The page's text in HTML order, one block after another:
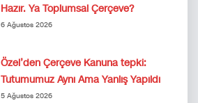
Hazır. Ya Toplumsal Çerçeve?
6 Ağustos 2026
Özel’den Çerçeve Kanuna tepki:
Tutumumuz Aynı Ama Yanlış Yapıldı
5 Ağustos 2026